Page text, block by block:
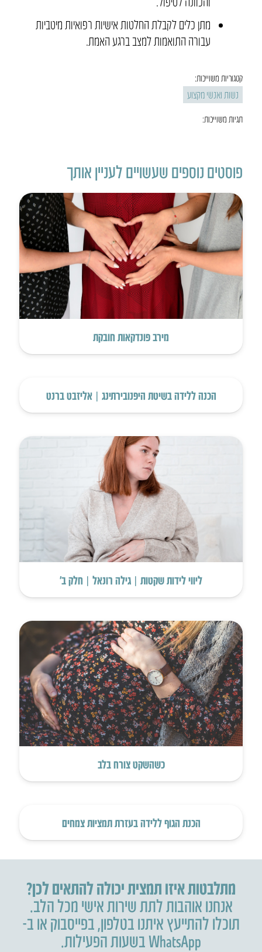
מתן כלים לקבלת החלטות אישיות רפואיות מיטביות
עבורה התואמות למצב ברגע האמת.
קטגוריות משוייכות:
נשות ואנשי מקצוע
תגיות משוייכות:
פוסטים נוספים שעשויים לעניין אותך
מירב פונדקאות חובקת
הכנה ללידה בשיטת היפנובירתינג | אליזבט ברנט
ליווי לידות שקטות | גילה רונאל | חלק ב’
כשהשקט צורח בלב
הכנת הגוף ללידה בעזרת תמציות צמחים
מתלבטות איזו תמצית יכולה להתאים לכן?
אנחנו אוהבות לתת שירות אישי מכל הלב.
תוכלו להתייעץ איתנו בטלפון,בפייסבוק או ב-
WhatsApp בשעות הפעילות.